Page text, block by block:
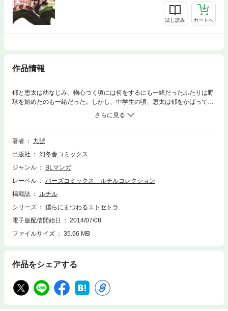
試し読み カートへ
作品情報
郁と恵太は幼なじみ。物心つく頃には何をするにも一緒だったふたりは野
球を始めたのも一緒だった。しかし、中学生の頃、恵太は郁をかばって交
通事故に遭い、野球のできない体に。ふたり一緒に高校に進学したが、郁
は野球部には入らず、恵太を避ける毎日。離れようとする郁に恵太
は……！？郁と恵太のその後を３１Ｐ描き下ろした「僕らにまつわるエト
セトラ」を収録した初コミックス。
著者
九號
出版社
幻冬舎コミックス
ジャンル
BLマンガ
レーベル
バーズコミックス ルチルコレクション
掲載誌
ルチル
シリーズ
僕らにまつわるエトセトラ
電子版配信開始日
2014/07/08
ファイルサイズ
35.66 MB
作品をシェアする